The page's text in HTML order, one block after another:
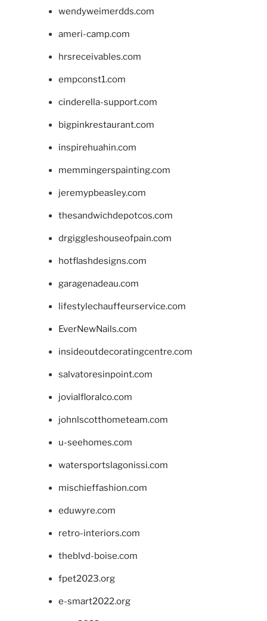
wendyweimerdds.com
ameri-camp.com
hrsreceivables.com
empconst1.com
cinderella-support.com
bigpinkrestaurant.com
inspirehuahin.com
memmingerspainting.com
jeremypbeasley.com
thesandwichdepotcos.com
drgiggleshouseofpain.com
hotflashdesigns.com
garagenadeau.com
lifestylechauffeurservice.com
EverNewNails.com
insideoutdecoratingcentre.com
salvatoresinpoint.com
jovialfloralco.com
johnlscotthometeam.com
u-seehomes.com
watersportslagonissi.com
mischieffashion.com
eduwyre.com
retro-interiors.com
theblvd-boise.com
fpet2023.org
e-smart2022.org